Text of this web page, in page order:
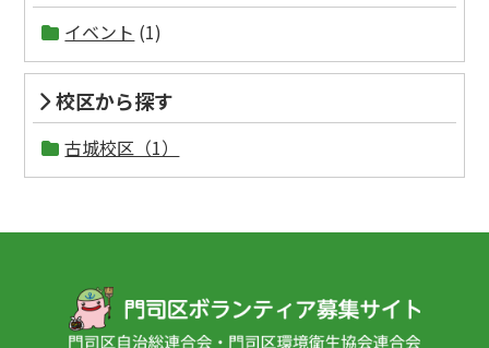
イベント (1)
校区から探す
古城校区（1）